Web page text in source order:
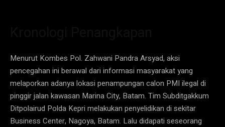
Menurut Kombes Pol. Zahwani Pandra Arsyad, aksi
pencegahan ini berawal dari informasi masyarakat yang
melaporkan adanya lokasi penampungan calon PMI ilegal di
pinggir jalan kawasan Marina City, Batam. Tim Subditgakkum
Ditpolairud Polda Kepri melakukan penyelidikan di sekitar
Business Center, Nagoya, Batam. Lalu didapati seseorang